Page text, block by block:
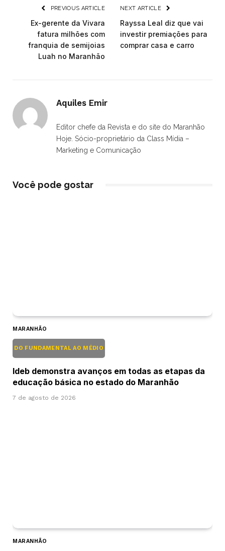
PREVIOUS ARTICLE
Ex-gerente da Vivara
fatura milhões com
franquia de semijoias
Luah no Maranhão
NEXT ARTICLE
Rayssa Leal diz que vai
investir premiações para
comprar casa e carro
Aquiles Emir
Editor chefe da Revista e do site do Maranhão
Hoje. Sócio-proprietário da Class Mídia –
Marketing e Comunicação
Você pode gostar
MARANHÃO
DO FUNDAMENTAL AO MÉDIO
Ideb demonstra avanços em todas as etapas da
educação básica no estado do Maranhão
7 de agosto de 2026
MARANHÃO